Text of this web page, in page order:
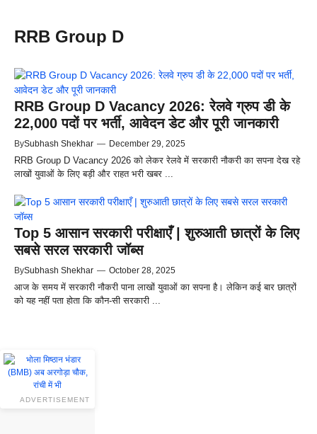
RRB Group D
RRB Group D Vacancy 2026: रेलवे ग्रुप डी के
22,000 पदों पर भर्ती, आवेदन डेट और पूरी जानकारी
BySubhash Shekhar — December 29, 2025
RRB Group D Vacancy 2026 को लेकर रेलवे में सरकारी नौकरी का सपना देख रहे
लाखों युवाओं के लिए बड़ी और राहत भरी खबर ...
Top 5 आसान सरकारी परीक्षाएँ | शुरुआती छात्रों के लिए
सबसे सरल सरकारी जॉब्स
BySubhash Shekhar — October 28, 2025
आज के समय में सरकारी नौकरी पाना लाखों युवाओं का सपना है। लेकिन कई बार छात्रों
को यह नहीं पता होता कि कौन-सी सरकारी ...
ADVERTISEMENT